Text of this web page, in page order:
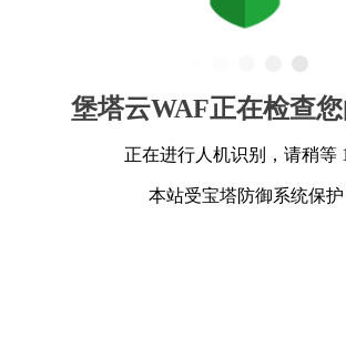
堡塔云WAF正在检查您
正在进行人机识别，请稍等
本站受宝塔防御系统保护